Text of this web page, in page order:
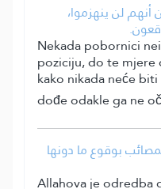
لن ينهزموا،
Nekada pobornici
poziciju, do te
kako nikada neće
dođe odakle ga ne
بوقوع ما دونها
Allahova je odredba